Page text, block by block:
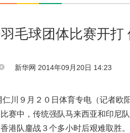
毛球团体比赛开打
新华网 2014年09月20日 14:23
９月２０日体育专电（记者欧阳
比赛中，传统强队马来西亚和印尼
港队鏖战３个多小时后艰难取胜。